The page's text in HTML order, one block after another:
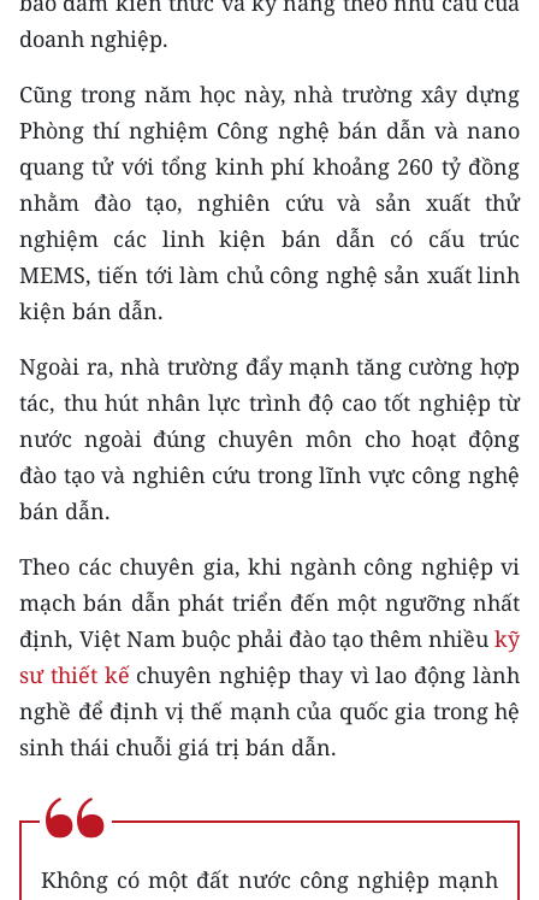
doanh nghiệp.
Cũng trong năm học này, nhà trường xây dựng
Phòng thí nghiệm Công nghệ bán dẫn và nano
quang tử với tổng kinh phí khoảng 260 tỷ đồng
nhằm đào tạo, nghiên cứu và sản xuất thử
nghiệm các linh kiện bán dẫn có cấu trúc
MEMS, tiến tới làm chủ công nghệ sản xuất linh
kiện bán dẫn.
Ngoài ra, nhà trường đẩy mạnh tăng cường hợp
tác, thu hút nhân lực trình độ cao tốt nghiệp từ
nước ngoài đúng chuyên môn cho hoạt động
đào tạo và nghiên cứu trong lĩnh vực công nghệ
bán dẫn.
Theo các chuyên gia, khi ngành công nghiệp vi
mạch bán dẫn phát triển đến một ngưỡng nhất
định, Việt Nam buộc phải đào tạo thêm nhiều kỹ
sư thiết kếchuyên nghiệp thay vì lao động lành
nghề để định vị thế mạnh của quốc gia trong hệ
sinh thái chuỗi giá trị bán dẫn.
Không có một đất nước công nghiệp mạnh